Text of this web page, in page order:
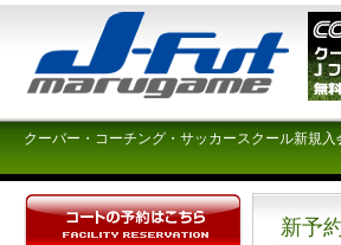
クーバー・コーチング・サッカースクール新規
新予